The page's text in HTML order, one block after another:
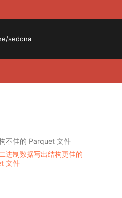
sedona
不佳的 Parquet 文件
进制数据写出结构更佳的
文件